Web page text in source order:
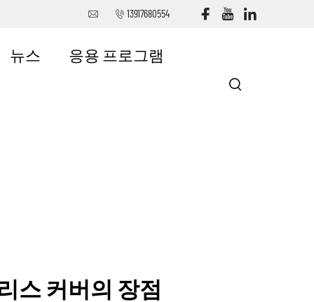
13917680554
뉴스 응용 프로그램
스 커버의 장점